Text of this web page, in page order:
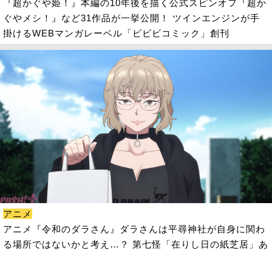
『超かぐや姫！』本編の10年後を描く公式スピンオフ『超か
ぐやメシ！』など31作品が一挙公開！ ツインエンジンが手
掛けるWEBマンガレーベル「ビビビコミック」創刊
アニメ
アニメ『令和のダラさん』ダラさんは平尋神社が自身に関わ
る場所ではないかと考え…？ 第七怪「在りし日の紙芝居」あ